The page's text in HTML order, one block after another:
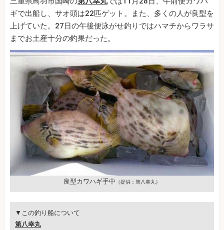
ギで出船し、サオ頭は22匹ゲット。また、多くの人が良型を
上げていた。27日の午後便泳がせ釣りではハマチからワラサ
までお土産十分の釣果だった。
良型カワハギ手中 （提供：第八幸丸）
▼この釣り船について
第八幸丸